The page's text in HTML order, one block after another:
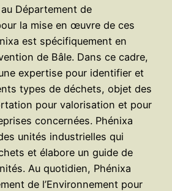
Département de
la mise en œuvre de ces
est spécifiquement en
de Bâle. Dans ce cadre,
expertise pour identifier et
types de déchets, objet des
pour valorisation et pour
concernées. Phénixa
unités industrielles qui
et élabore un guide de
Au quotidien, Phénixa
de l’Environnement pour